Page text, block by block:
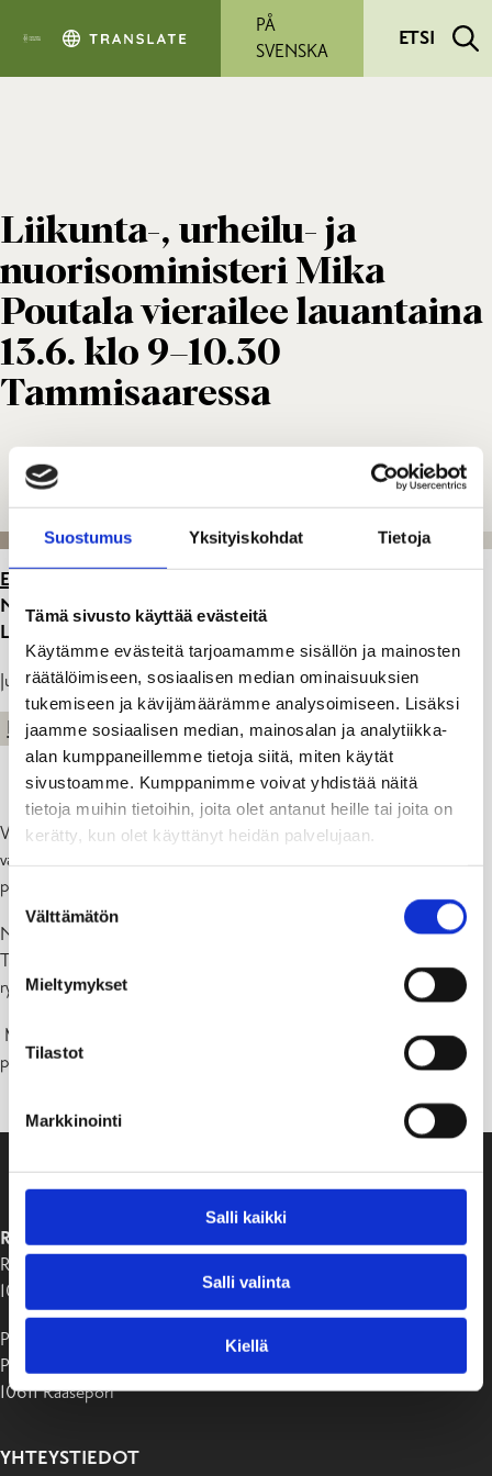
Suostumus Yksityiskohdat Tietoja
Tämä sivusto käyttää evästeitä
Käytämme evästeitä tarjoamamme sisällön ja mainosten
räätälöimiseen, sosiaalisen median ominaisuuksien
tukemiseen ja kävijämäärämme analysoimiseen. Lisäksi
jaamme sosiaalisen median, mainosalan ja analytiikka-
alan kumppaneillemme tietoja siitä, miten käytät
sivustoamme. Kumppanimme voivat yhdistää näitä
tietoja muihin tietoihin, joita olet antanut heille tai joita on
kerätty, kun olet käyttänyt heidän palvelujaan.
Suostumuksen
valinta
Välttämätön
Mieltymykset
Tilastot
Markkinointi
Salli kaikki
Salli valinta
Kiellä
PÅ
SVENSKA
ETSI
Liikunta-, urheilu- ja
nuorisoministeri Mika
Poutala vierailee lauantaina
13.6. klo 9–10.30
Tammisaaressa
ETUSIVU
NUORISOMINISTERI MIKA POUTALA VIERAILEE
LAUANTAINA 13.6. KLO 9–10.30 TAMMISAARESSA
Julkaistu: 11.06.26
KAUPUNKI LIIKUNTA
Vierailu alkaa Knipanin rannan uimapaikalta. Vuonna 2025 sinne
valmistui uusi, ainutlaatuinen esteetön merivesiallas sekä esteetön
pukeutumis- ja suihkutila.
Noin klo 9.30 ohjelma jatkuu Västerbyn ulkoilualueella ja
Tammisaaren uusimmalla tekonurmikentällä, jossa järjestetään EIF
ry:n jalkapalloturnaus (pojat 2014).
Ministerin vastaanottavat liikuntapalvelupäällikkö Julia Salmela ja
projektipäällikkö Joacim Mäkelä.
RAASEPORIN KAUPUNKI
Raaseporintie 37
10650 Tammisaari
Postiosoite:
PB 58
10611 Raasepori
YHTEYSTIEDOT